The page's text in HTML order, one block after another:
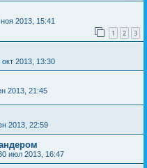
2013, 15:41
1 2 3
окт 2013, 13:30
2013, 21:45
2013, 22:59
июл 2013, 16:47